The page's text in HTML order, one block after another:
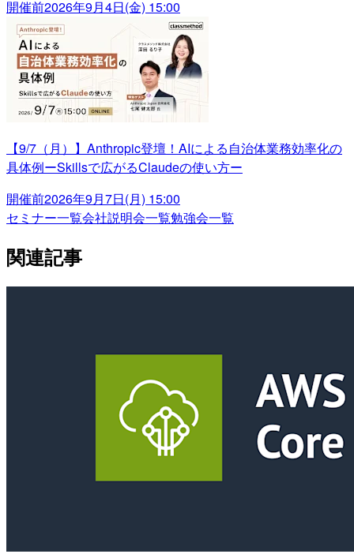
開催前2026年9月4日(金) 15:00
【9/7（月）】Anthropic登壇！AIによる自治体業務効率化の
具体例ーSkillsで広がるClaudeの使い方ー
開催前2026年9月7日(月) 15:00
セミナー一覧会社説明会一覧勉強会一覧
関連記事